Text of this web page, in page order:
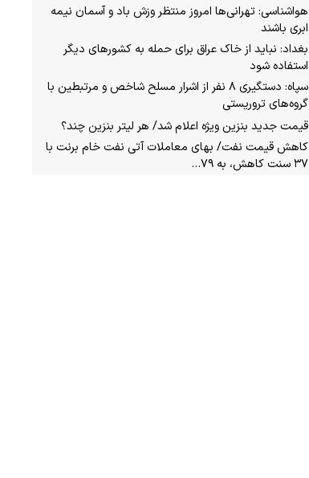
هواشناسی: تهرانی‌ها امروز منتظر وزش باد و آسمان نیمه
ابری باشند
بغداد: نباید از خاک عراق برای حمله به کشورهای دیگر
استفاده شود
سپاه: دستگیری ۸ نفر از اشرار مسلح شاخص و مرتبطین با
گروه‌های تروریستی
قیمت جدید بنزین ویژه اعلام شد/ هر لیتر بنزین چند؟
کاهش قیمت نفت/ بهای معاملات آتی نفت خام برنت با
۳۷ سنت کاهش، به ۷۹…